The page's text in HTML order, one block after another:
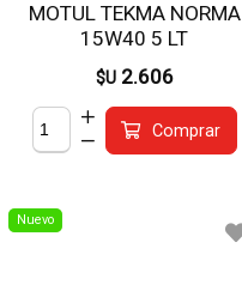
MOTUL TEKMA NORMA
15W40 5 LT
$U 2.606
Comprar
Nuevo